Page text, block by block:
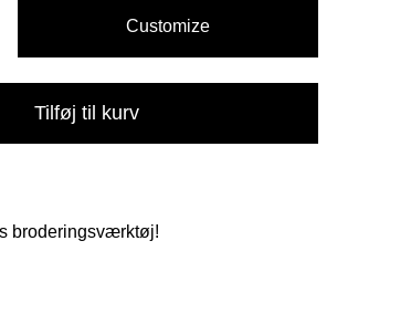
Customize
Tilføj til kurv
broderingsværktøj!